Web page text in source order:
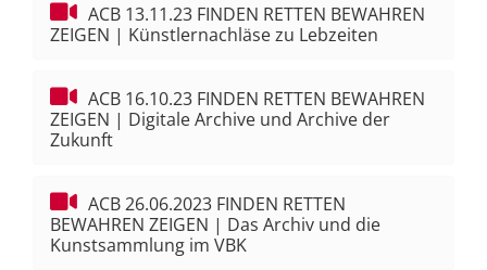
ACB 13.11.23 FINDEN RETTEN BEWAHREN
ZEIGEN | Künstlernachläse zu Lebzeiten
ACB 16.10.23 FINDEN RETTEN BEWAHREN
ZEIGEN | Digitale Archive und Archive der
Zukunft
ACB 26.06.2023 FINDEN RETTEN
BEWAHREN ZEIGEN | Das Archiv und die
Kunstsammlung im VBK